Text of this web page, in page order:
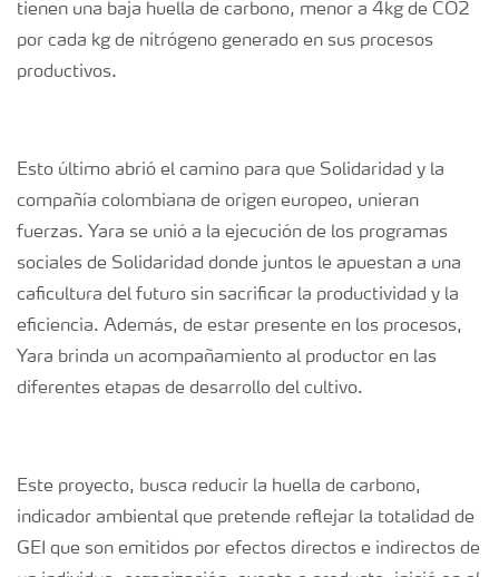
tienen una baja huella de carbono, menor a 4kg de CO2
por cada kg de nitrógeno generado en sus procesos
productivos.
Esto último abrió el camino para que Solidaridad y la
compañía colombiana de origen europeo, unieran
fuerzas. Yara se unió a la ejecución de los programas
sociales de Solidaridad donde juntos le apuestan a una
caficultura del futuro sin sacrificar la productividad y la
eficiencia. Además, de estar presente en los procesos,
Yara brinda un acompañamiento al productor en las
diferentes etapas de desarrollo del cultivo.
Este proyecto, busca reducir la huella de carbono,
indicador ambiental que pretende reflejar la totalidad de
GEI que son emitidos por efectos directos e indirectos de